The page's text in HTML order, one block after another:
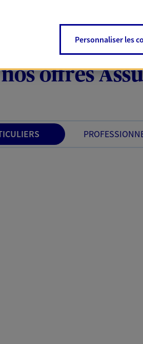
offres
Personnaliser les